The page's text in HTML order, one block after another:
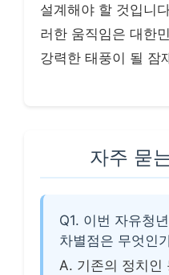
설계해야 할 것입니
러한 움직임은 대한
강력한 태풍이 될 잠
자주 묻
Q1. 이번 자유청
차별점은 무엇인
A. 기존의 정치인